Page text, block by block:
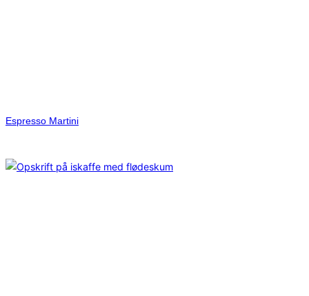
Espresso Martini